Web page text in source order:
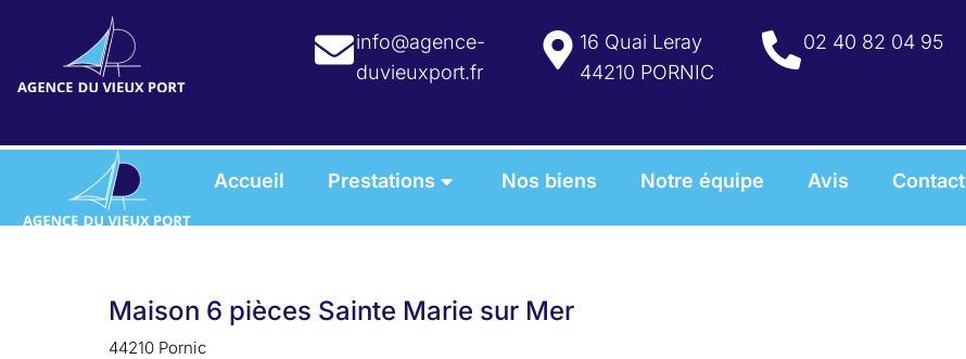
info@agence-
duvieuxport.fr
16 Quai Leray
44210 PORNIC
02 40 82 04 95
Accueil Prestations Nos biens Notre équipe Avis Contact
Maison 6 pièces Sainte Marie sur Mer
44210 Pornic